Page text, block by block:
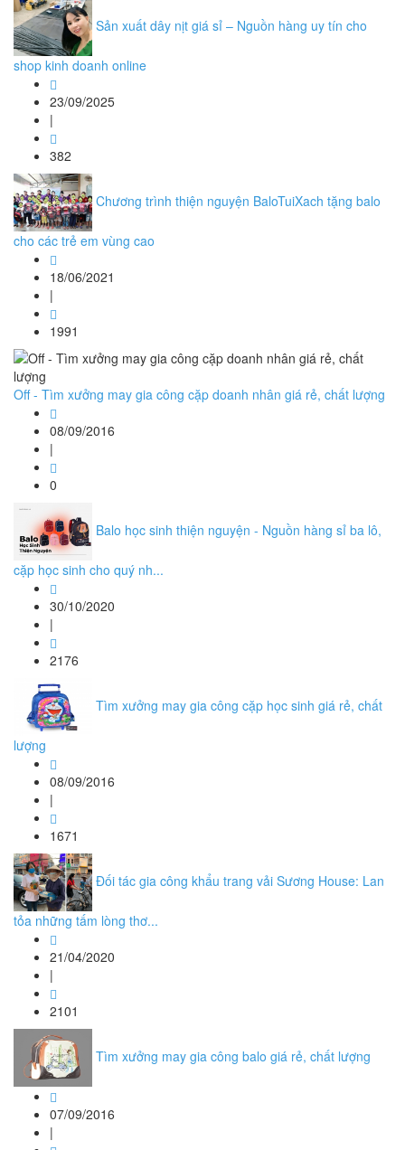
Sản xuất dây nịt giá sỉ – Nguồn hàng uy tín cho
shop kinh doanh online
23/09/2025
|
382
Chương trình thiện nguyện BaloTuiXach tặng balo
cho các trẻ em vùng cao
18/06/2021
|
1991
Off - Tìm xưởng may gia công cặp doanh nhân giá rẻ, chất lượng
08/09/2016
|
0
Balo học sinh thiện nguyện - Nguồn hàng sỉ ba lô,
cặp học sinh cho quý nh...
30/10/2020
|
2176
Tìm xưởng may gia công cặp học sinh giá rẻ, chất
lượng
08/09/2016
|
1671
Đối tác gia công khẩu trang vải Sương House: Lan
tỏa những tấm lòng thơ...
21/04/2020
|
2101
Tìm xưởng may gia công balo giá rẻ, chất lượng
07/09/2016
|